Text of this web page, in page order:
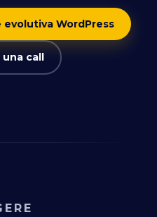
WordPress
call